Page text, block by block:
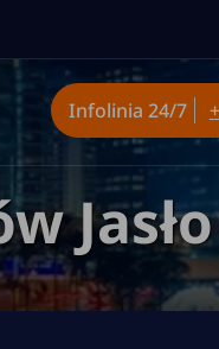
Jasło
Infolinia 24/7